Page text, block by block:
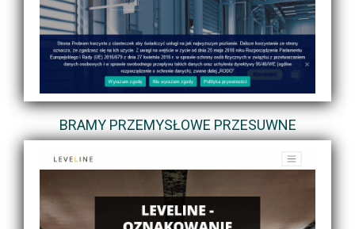
BRAMY PRZEMYSŁOWE PRZESUWNE